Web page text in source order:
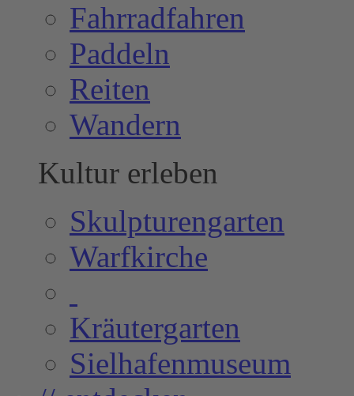
Fahrradfahren
Paddeln
Reiten
Wandern
Kultur erleben
Skulpturengarten
Warfkirche
Kräutergarten
Sielhafenmuseum